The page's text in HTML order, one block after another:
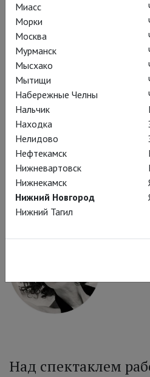
Пол
Над спектаклем
Миасс
Морки
Москва
Мурманск
Мысхако
Мытищи
Набережные Челны
Нальчик
Находка
Нелидово
Нефтекамск
Нижневартовск
Нижнекамск
Нижний Новгород
Нижний Тагил